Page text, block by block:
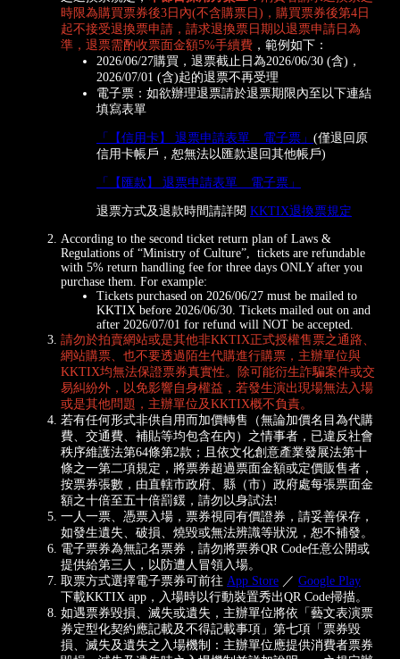
時限為購買票券後3日內(不含購票日)，購買票券後第4日
起不接受退換票申請，請求退換票日期以退票申請日為
準，退票需酌收票面金額5%手續費 ，範例如下：
2026/06/27購買，退票截止日為2026/06/30 (含)，
2026/07/01 (含)起的退票不再受理
電子票：如欲辦理退票請於退票期限內至以下連結
填寫表單
「【信用卡】 退票申請表單 _ 電子票」 (僅退回原
信用卡帳戶，恕無法以匯款退回其他帳戶)
「【匯款】 退票申請表單 _ 電子票」
退票方式及退款時間請詳閱 KKTIX退換票規定
According to the second ticket return plan of Laws &
Regulations of “Ministry of Culture”, tickets are refundable
with 5% return handling fee for three days ONLY after you
purchase them. For example:
Tickets purchased on 2026/06/27 must be mailed to
KKTIX before 2026/06/30. Tickets mailed out on and
after 2026/07/01 for refund will NOT be accepted.
請勿於拍賣網站或是其他非KKTIX正式授權售票之通路、
網站購票、也不要透過陌生代購進行購票，主辦單位與
KKTIX均無法保證票券真實性。除可能衍生詐騙案件或交
易糾紛外，以免影響自身權益，若發生演出現場無法入場
或是其他問題，主辦單位及KKTIX概不負責。
若有任何形式非供自用而加價轉售（無論加價名目為代購
費、交通費、補貼等均包含在內）之情事者，已違反社會
秩序維護法第64條第2款；且依文化創意產業發展法第十
條之一第二項規定，將票券超過票面金額或定價販售者，
按票券張數，由直轄市政府、縣（市）政府處每張票面金
額之十倍至五十倍罰鍰，請勿以身試法!
一人一票、憑票入場，票券視同有價證券，請妥善保存，
如發生遺失、破損、燒毀或無法辨識等狀況，恕不補發。
電子票券為無記名票券，請勿將票券QR Code任意公開或
提供給第三人，以防遭人冒領入場。
取票方式選擇電子票券可前往 App Store ／ Google Play
下載KKTIX app，入場時以行動裝置秀出QR Code掃描。
如遇票券毀損、滅失或遺失，主辦單位將依「藝文表演票
券定型化契約應記載及不得記載事項」第七項「票券毀
損、滅失及遺失之入場機制：主辦單位應提供消費者票券